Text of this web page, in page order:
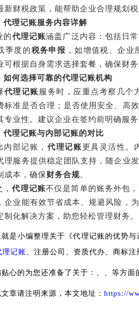
新财税政策，能帮助企业合理规划
代理记账服务内容详解
的‌代理记账涵盖广泛内容：包括日
季度的‌税务申报 ，如增值税、企
可根据自身需求选择套餐，确保财
如何选择可靠的代理记账机构
代理记账 服务时，应重点考察几个
标准是否合理；是否使用安全、高
专业性。建议企业在签约前明确服
代理记账与内部记账的对比
内部记账，‌ 代理记账更具灵活性。
理服务提供稳定团队支持，随企业
成本，确保‌财务合规‌。
，‌代理记账不仅是简单的账务外包
企业能有效节省成本、规避风险，
制化解决方案，助您轻松管理财务。
就是小编整理关于《代理记账的优势
理记账 、注册公司、资质代办、商标注
心的为您还准备了关于：、、等方面
章请注明来源，本文地址： https://